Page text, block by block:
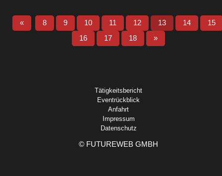
« 8 9 10 11 12 13 14
15
16
17 18 »
Tätigkeitsbericht
Eventrückblick
Anfahrt
Impressum
Datenschutz
© FUTUREWEB GMBH